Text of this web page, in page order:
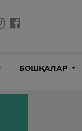
БОШҚАЛАР